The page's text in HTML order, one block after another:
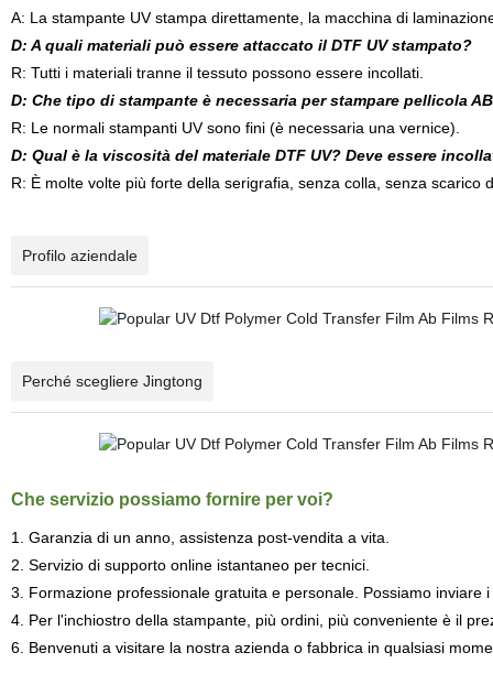
A: La stampante UV stampa direttamente, la macchina di
D: A quali materiali può essere attaccato il DTF UV stampato?
R: Tutti i materiali tranne il tessuto possono essere incollati.
D: Che tipo di stampante è necessaria per stampare pellicola
R: Le normali stampanti UV sono fini (è necessaria una vernice).
D: Qual è la viscosità del materiale DTF UV? Deve essere
R: È molte volte più forte della serigrafia, senza colla, senza scarico
Profilo aziendale
Perché scegliere Jingtong
Che servizio possiamo fornire per voi?
1. Garanzia di un anno, assistenza post-vendita a vita.
2. Servizio di supporto online istantaneo per tecnici.
3. Formazione professionale gratuita e personale. Possiamo inviare
4. Per l'inchiostro della stampante, più ordini, più conveniente è il
6. Benvenuti a visitare la nostra azienda o fabbrica in qualsiasi